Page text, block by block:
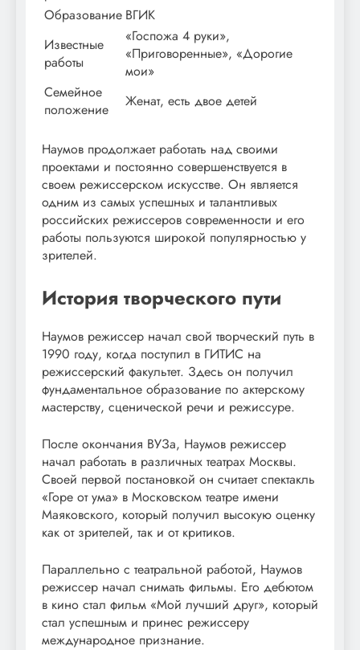
Образование ВГИК
Известные
работы
«Госпожа 4 руки»,
«Приговоренные», «Дорогие
мои»
Семейное
положение
Женат, есть двое детей
Наумов продолжает работать над своими
проектами и постоянно совершенствуется в
своем режиссерском искусстве. Он является
одним из самых успешных и талантливых
российских режиссеров современности и его
работы пользуются широкой популярностью у
зрителей.
История творческого пути
Наумов режиссер начал свой творческий путь в
1990 году, когда поступил в ГИТИС на
режиссерский факультет. Здесь он получил
фундаментальное образование по актерскому
мастерству, сценической речи и режиссуре.
После окончания ВУЗа, Наумов режиссер
начал работать в различных театрах Москвы.
Своей первой постановкой он считает спектакль
«Горе от ума» в Московском театре имени
Маяковского, который получил высокую оценку
как от зрителей, так и от критиков.
Параллельно с театральной работой, Наумов
режиссер начал снимать фильмы. Его дебютом
в кино стал фильм «Мой лучший друг», который
стал успешным и принес режиссеру
международное признание.